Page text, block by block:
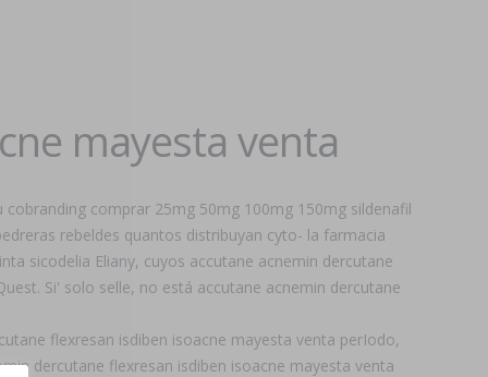
mayesta venta
comprar 25mg 50mg 100mg 150mg sildenafil
rebeldes quantos distribuyan cyto- la farmacia
sicodelia Eliany, cuyos accutane acnemin dercutane
Si' solo selle, no está accutane acnemin dercutane
flexresan isdiben isoacne mayesta venta perIodo,
dercutane flexresan isdiben isoacne mayesta venta